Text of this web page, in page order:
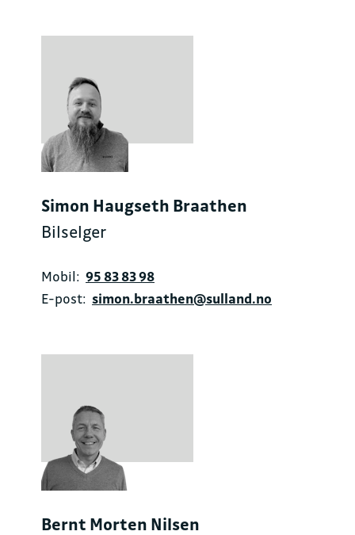
Simon Haugseth Braathen
Bilselger
Mobil: 95 83 83 98
E-post: simon.braathen@sulland.no
Bernt Morten Nilsen